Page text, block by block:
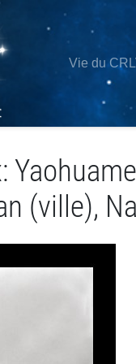
Main
Vie du
(ville),